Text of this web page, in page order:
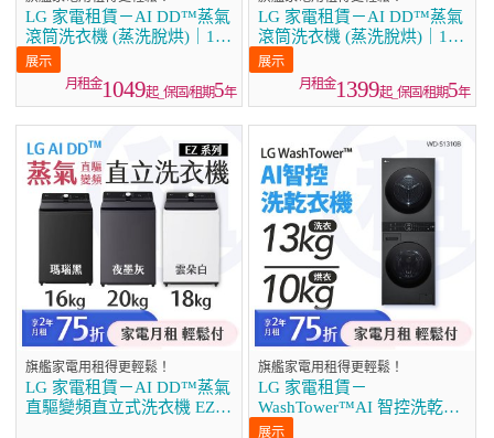
LG 家電租賃－AI DD™蒸氣
滾筒洗衣機 (蒸洗脫烘)｜15
公斤 (WD-S15NDB)
1049起_保固/租期5年
LG 家電租賃－AI DD™蒸氣
滾筒洗衣機 (蒸洗脫烘)｜18
公斤(WD-S18NDB)
1399起_保固/租期5年
旗艦家電用租得更輕鬆！
LG 家電租賃－AI DD™蒸氣
直驅變頻直立式洗衣機 EZ系
旗艦家電用租得更輕鬆！
LG 家電租賃－
WashTower™AI 智控洗乾衣
機 (WD-S1310B)